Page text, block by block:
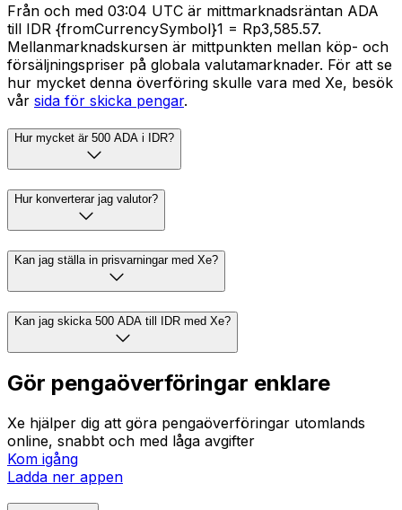
Från och med 03:04 UTC är mittmarknadsräntan ADA
till IDR {fromCurrencySymbol}1 = Rp3,585.57.
Mellanmarknadskursen är mittpunkten mellan köp- och
försäljningspriser på globala valutamarknader. För att se
hur mycket denna överföring skulle vara med Xe, besök
vår sida för skicka pengar.
Hur mycket är 500 ADA i IDR?
Hur konverterar jag valutor?
Kan jag ställa in prisvarningar med Xe?
Kan jag skicka 500 ADA till IDR med Xe?
Gör pengaöverföringar enklare
Xe hjälper dig att göra pengaöverföringar utomlands
online, snabbt och med låga avgifter
Kom igång
Ladda ner appen